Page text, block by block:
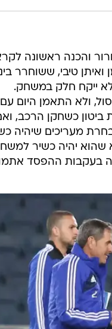
והכנה ראשונה
טיבי, ששוחרר
ייקח חלק במשחק.
ולא התאמן היום עם
ביטון כשחקן הרכב,
מעריכים שיהיה
שהוא יהיה כשיר
בעקבות ההפסד